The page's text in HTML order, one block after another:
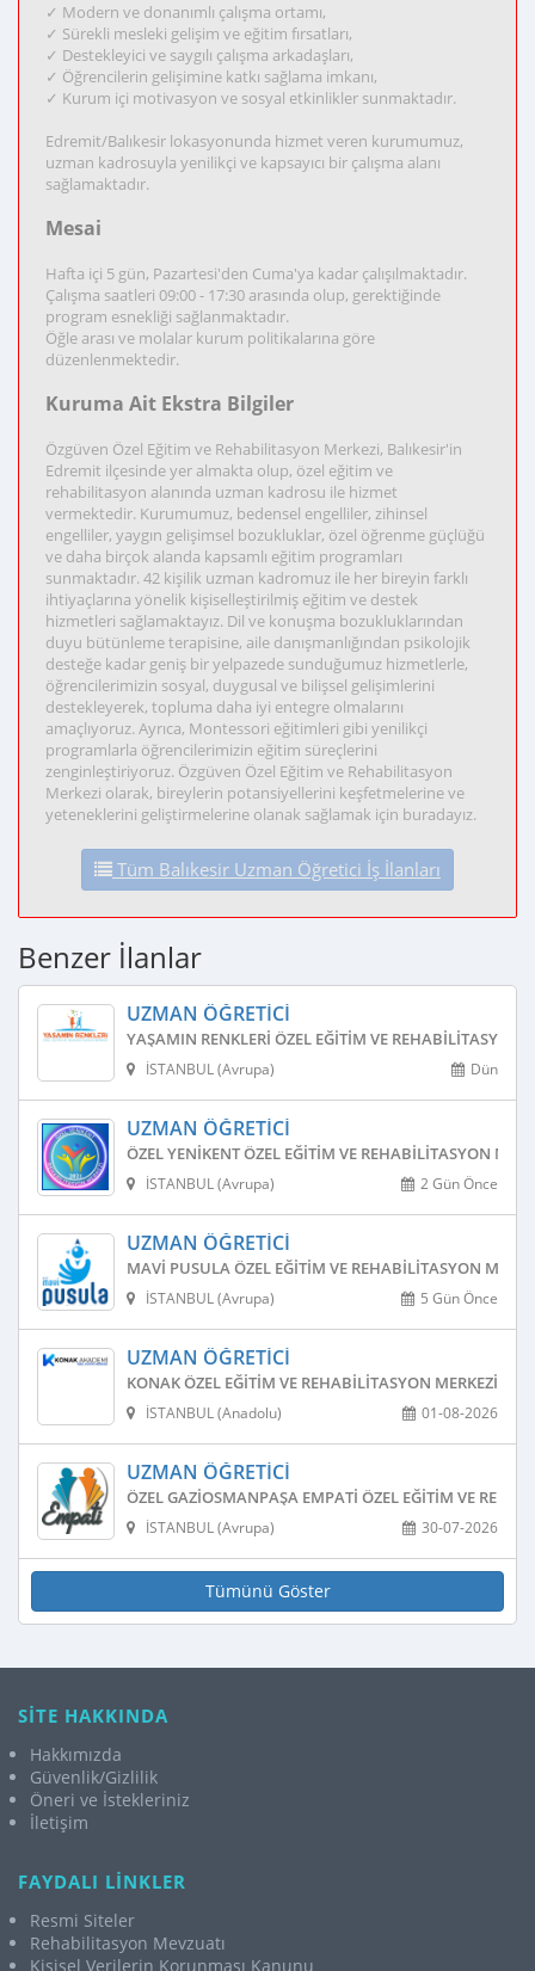
✓ Modern ve donanımlı çalışma ortamı,
✓ Sürekli mesleki gelişim ve eğitim fırsatları,
✓ Destekleyici ve saygılı çalışma arkadaşları,
✓ Öğrencilerin gelişimine katkı sağlama imkanı,
✓ Kurum içi motivasyon ve sosyal etkinlikler sunmaktadır.
Edremit/Balıkesir lokasyonunda hizmet veren kurumumuz,
uzman kadrosuyla yenilikçi ve kapsayıcı bir çalışma alanı
sağlamaktadır.
Mesai
Hafta içi 5 gün, Pazartesi'den Cuma'ya kadar çalışılmaktadır.
Çalışma saatleri 09:00 - 17:30 arasında olup, gerektiğinde
program esnekliği sağlanmaktadır.
Öğle arası ve molalar kurum politikalarına göre
düzenlenmektedir.
Kuruma Ait Ekstra Bilgiler
Özgüven Özel Eğitim ve Rehabilitasyon Merkezi, Balıkesir'in
Edremit ilçesinde yer almakta olup, özel eğitim ve
rehabilitasyon alanında uzman kadrosu ile hizmet
vermektedir. Kurumumuz, bedensel engelliler, zihinsel
engelliler, yaygın gelişimsel bozukluklar, özel öğrenme güçlüğü
ve daha birçok alanda kapsamlı eğitim programları
sunmaktadır. 42 kişilik uzman kadromuz ile her bireyin farklı
ihtiyaçlarına yönelik kişiselleştirilmiş eğitim ve destek
hizmetleri sağlamaktayız. Dil ve konuşma bozukluklarından
duyu bütünleme terapisine, aile danışmanlığından psikolojik
desteğe kadar geniş bir yelpazede sunduğumuz hizmetlerle,
öğrencilerimizin sosyal, duygusal ve bilişsel gelişimlerini
destekleyerek, topluma daha iyi entegre olmalarını
amaçlıyoruz. Ayrıca, Montessori eğitimleri gibi yenilikçi
programlarla öğrencilerimizin eğitim süreçlerini
zenginleştiriyoruz. Özgüven Özel Eğitim ve Rehabilitasyon
Merkezi olarak, bireylerin potansiyellerini keşfetmelerine ve
yeteneklerini geliştirmelerine olanak sağlamak için buradayız.
Tüm Balıkesir Uzman Öğretici İş İlanları
Benzer İlanlar
UZMAN ÖĞRETICI
YAŞAMIN RENKLERI ÖZEL EĞITIM VE REHABILITASYON
Dün
İSTANBUL (Avrupa)
UZMAN ÖĞRETICI
ÖZEL YENIKENT ÖZEL EĞITIM VE REHABILITASYON
2 Gün Önce
İSTANBUL (Avrupa)
UZMAN ÖĞRETICI
MAVI PUSULA ÖZEL EĞITIM VE REHABILITASYON
5 Gün Önce
İSTANBUL (Avrupa)
UZMAN ÖĞRETICI
KONAK ÖZEL EĞITIM VE REHABILITASYON MERKEZI
01-08-2026
İSTANBUL (Anadolu)
UZMAN ÖĞRETICI
ÖZEL GAZIOSMANPAŞA EMPATI ÖZEL EĞITIM VE
30-07-2026
İSTANBUL (Avrupa)
Tümünü Göster
SİTE HAKKINDA
Hakkımızda
Güvenlik/Gizlilik
Öneri ve İstekleriniz
İletişim
FAYDALI LİNKLER
Resmi Siteler
Rehabilitasyon Mevzuatı
Kişisel Verilerin Korunması Kanunu